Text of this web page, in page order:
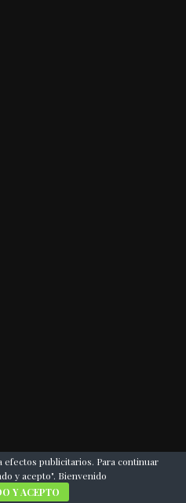
efectos publicitarios. Para continuar
y acepto". Bienvenido
Y ACEPTO